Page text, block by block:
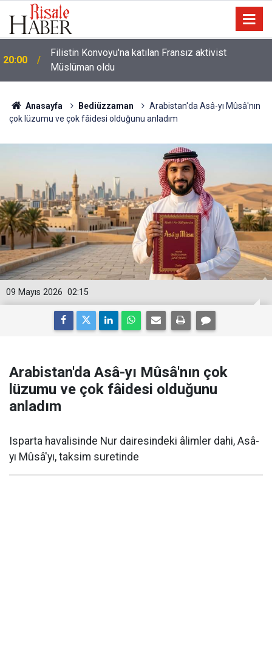
17:03
Halamın bıyığı olsa amcamdan evrim geçirdiğini
söyleyebilir miydik?
Anasayfa Bediüzzaman
Arabistan'da Asâ-yı Mûsâ'nın
çok lüzumu ve çok fâidesi olduğunu anladım
02:15
09 Mayıs 2026
Arabistan'da Asâ-yı Mûsâ'nın çok
lüzumu ve çok fâidesi olduğunu
anladım
Isparta havalisinde Nur dairesindeki âlimler dahi, Asâ-
yı Mûsâ'yı, taksim suretinde